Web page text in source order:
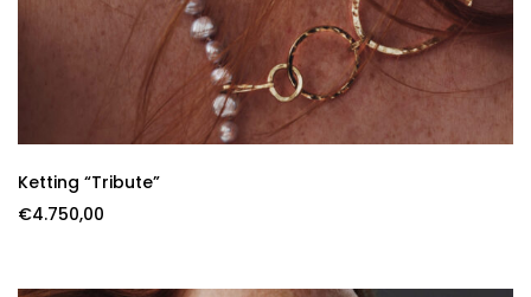
Ketting “Tribute”
€4.750,00